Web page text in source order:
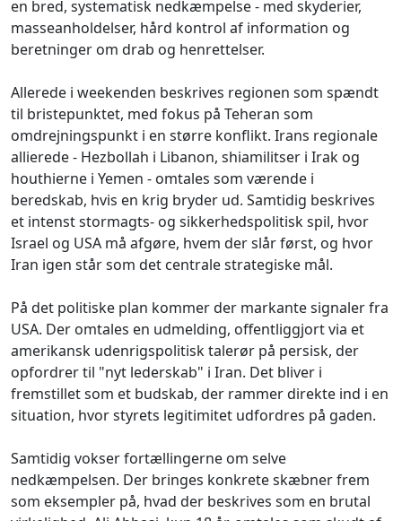
en bred, systematisk nedkæmpelse - med skyderier,
masseanholdelser, hård kontrol af information og
beretninger om drab og henrettelser.
Allerede i weekenden beskrives regionen som spændt
til bristepunktet, med fokus på Teheran som
omdrejningspunkt i en større konflikt. Irans regionale
allierede - Hezbollah i Libanon, shiamilitser i Irak og
houthierne i Yemen - omtales som værende i
beredskab, hvis en krig bryder ud. Samtidig beskrives
et intenst stormagts- og sikkerhedspolitisk spil, hvor
Israel og USA må afgøre, hvem der slår først, og hvor
Iran igen står som det centrale strategiske mål.
På det politiske plan kommer der markante signaler fra
USA. Der omtales en udmelding, offentliggjort via et
amerikansk udenrigspolitisk talerør på persisk, der
opfordrer til "nyt lederskab" i Iran. Det bliver i
fremstillet som et budskab, der rammer direkte ind i en
situation, hvor styrets legitimitet udfordres på gaden.
Samtidig vokser fortællingerne om selve
nedkæmpelsen. Der bringes konkrete skæbner frem
som eksempler på, hvad der beskrives som en brutal